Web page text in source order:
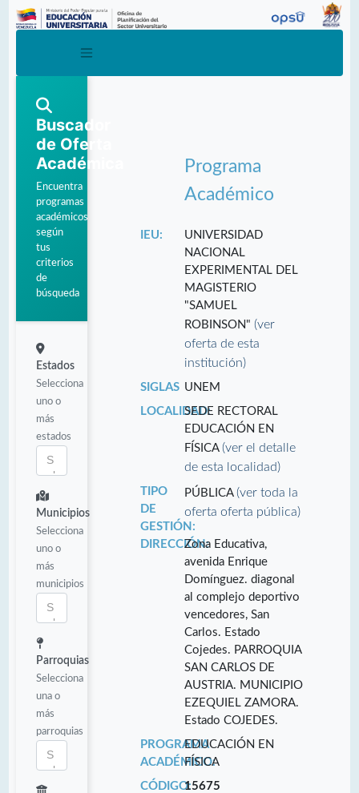
Buscador
de Oferta
Académica
Encuentra
programas
académicos
según
tus
criterios
de
búsqueda
Estados
Selecciona
uno o
más
estados
Municipios
Selecciona
uno o
más
municipios
Parroquias
Selecciona
una o
más
parroquias
Programa
Académico
IEU:
UNIVERSIDAD
NACIONAL
EXPERIMENTAL DEL
MAGISTERIO
"SAMUEL
ROBINSON"(ver
oferta de esta
institución)
SIGLAS UNEM
LOCALIDAD:SEDE RECTORAL
EDUCACIÓN EN
FÍSICA(ver el detalle
de esta localidad)
TIPO
DE
GESTIÓN:
PÚBLICA(ver toda la
oferta oferta pública)
DIRECCIÓN:Zona Educativa,
avenida Enrique
Domínguez. diagonal
al complejo deportivo
vencedores, San
Carlos. Estado
Cojedes. PARROQUIA
SAN CARLOS DE
AUSTRIA. MUNICIPIO
EZEQUIEL ZAMORA.
Estado COJEDES.
PROGRAMA
ACADÉMICO:
EDUCACIÓN EN
FÍSICA
CÓDIGO:15675